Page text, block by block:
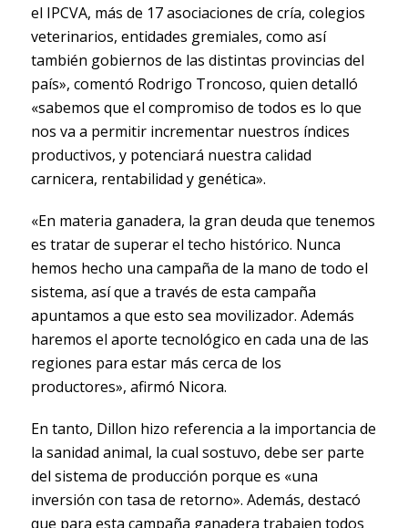
el IPCVA, más de 17 asociaciones de cría, colegios
veterinarios, entidades gremiales, como así
también gobiernos de las distintas provincias del
país», comentó Rodrigo Troncoso, quien detalló
«sabemos que el compromiso de todos es lo que
nos va a permitir incrementar nuestros índices
productivos, y potenciará nuestra calidad
carnicera, rentabilidad y genética».
«En materia ganadera, la gran deuda que tenemos
es tratar de superar el techo histórico. Nunca
hemos hecho una campaña de la mano de todo el
sistema, así que a través de esta campaña
apuntamos a que esto sea movilizador. Además
haremos el aporte tecnológico en cada una de las
regiones para estar más cerca de los
productores», afirmó Nicora.
En tanto, Dillon hizo referencia a la importancia de
la sanidad animal, la cual sostuvo, debe ser parte
del sistema de producción porque es «una
inversión con tasa de retorno». Además, destacó
que para esta campaña ganadera trabajen todos